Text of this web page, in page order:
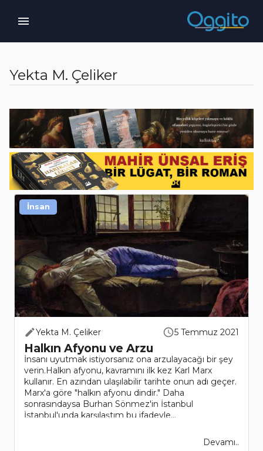
Yekta M. Çeliker
Yekta M. Çeliker 5 Temmuz 2021
Halkın Afyonu ve Arzu
İnsanı uyutmak istiyorsanız ona arzulayacağı bir şey
verin.Halkın afyonu, kavramını ilk kez Karl Marx
kullanır. En azından ulaşılabilir tarihte onun adı geçer.
Marx'a göre "halkın afyonu dindir." Daha
sonrasındaysa Burhan Sönmez'in İstanbul
İstanbul'unda karşılaştım bu ifadeyle...
Devamı..
İnsan